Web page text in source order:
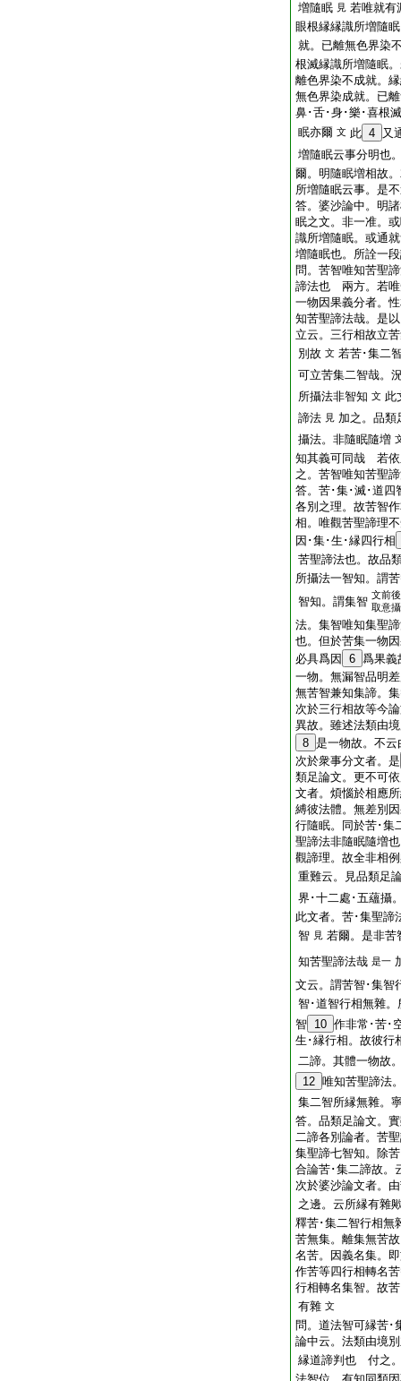
増隨眠 見 若唯就有
眼根縁縁識所増隨
就。已離無色界染
根滅縁識所増隨眠
離色界染不成就。
無色界染成就。已
鼻･舌･身･樂･喜根
眠亦爾 文 此 4 又
増隨眠云事分明也
爾。明隨眠増相故
所増隨眠云事。是
答。婆沙論中。明
眠之文。非一准。
識所増隨眠。或通
増隨眠也。所詮一
問。苦智唯知苦聖
諦法也 兩方。若唯
一物因果義分者。
知苦聖諦法哉。是
立云。三行相故立
別故 文 若苦･集二
可立苦集二智哉。
所攝法非智知 文 此
諦法 見 加之。品類
攝法。非隨眠隨増
知其義可同哉 若依
之。苦智唯知苦聖
答。苦･集･滅･道四
各別之理。故苦智
相。唯觀苦聖諦理
因･集･生･縁四行相
苦聖諦法也。故品
所攝法一智知。謂
智知。謂集智 文前
取意
法。集智唯知集聖
也。但於苦集一物
必具爲因
6 爲果義
一物。無漏智品明
無苦智兼知集諦。
次於三行相故等今
異故。雖述法類由
8 是一物故。不
次於衆事分文者。是
類足論文。更不可
文者。煩惱於相應
縛彼法體。無差別
行隨眠。同於苦･集
聖諦法非隨眠隨増
觀諦理。故全非相
重難云。見品類足
界･十二處･五蘊攝
此文者。苦･集聖諦
智 見 若爾。是非苦
知苦聖諦法哉 是一
文云。謂苦智･集智
智･道智行相無雜。
智 10 作非常･苦･
生･縁行相。故彼行
二諦。其體一物故
12 唯知苦聖諦法
集二智所縁無雜。
答。品類足論文。
二諦各別論者。苦
集聖諦七智知。除
合論苦･集二諦故。
次於婆沙論文者。
之邊。云所縁有雜
釋苦･集二智行相無
苦無集。離集無苦
名苦。因義名集。
作苦等四行相轉名
行相轉名集智。故
有雜 文
問。道法智可縁苦･
論中云。法類由境
縁道諦判也 付之